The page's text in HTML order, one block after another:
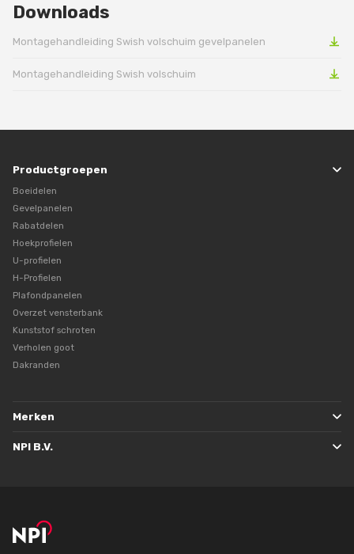
Downloads
Montagehandleiding Swish volschuim gevelpanelen
Montagehandleiding Swish volschuim
Productgroepen
Boeidelen
Gevelpanelen
Rabatdelen
Hoekprofielen
U-profielen
H-Profielen
Plafondpanelen
Overzet vensterbank
Kunststof schroten
Verholen goot
Dakranden
Merken
NPI B.V.